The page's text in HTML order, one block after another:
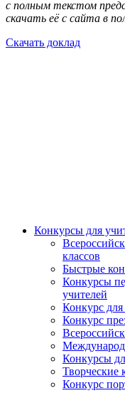
с полным текстом
скачать её с сайта в
Скачать доклад
Конкурсы для
классов
Быстрые
Конкурсы
учителей
Конкурс
Конкурс
Конкурсы
Творческие
Конкурс